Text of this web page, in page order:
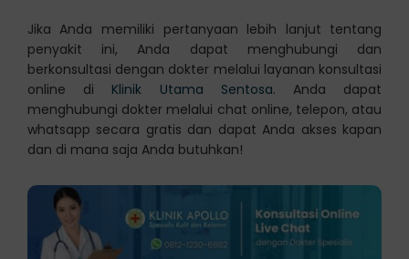
Jika Anda memiliki pertanyaan lebih lanjut tentang
penyakit ini, Anda dapat menghubungi dan
berkonsultasi dengan dokter melalui layanan konsultasi
online di Klinik Utama Sentosa. Anda dapat
menghubungi dokter melalui chat online, telepon, atau
whatsapp secara gratis dan dapat Anda akses kapan
dan di mana saja Anda butuhkan!